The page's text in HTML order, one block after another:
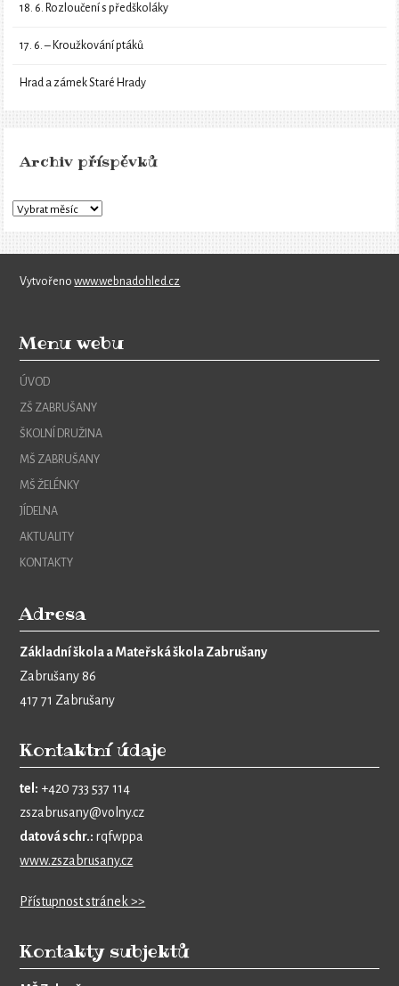
18. 6. Rozloučení s předškoláky
17. 6. – Kroužkování ptáků
Hrad a zámek Staré Hrady
Archiv příspěvků
Vytvořenowww.webnadohled.cz
Menu webu
ÚVOD
ZŠ ZABRUŠANY
ŠKOLNÍ DRUŽINA
MŠ ZABRUŠANY
MŠ ŽELÉNKY
JÍDELNA
AKTUALITY
KONTAKTY
Adresa
Základní škola a Mateřská škola Zabrušany
Zabrušany 86
417 71 Zabrušany
Kontaktní údaje
tel: +420 733 537 114
zszabrusany@volny.cz
datová schr.: rqfwppa
www.zszabrusany.cz
Přístupnost stránek >>
Kontakty subjektů